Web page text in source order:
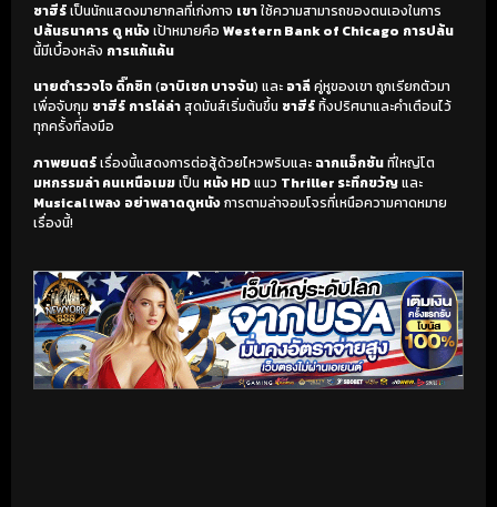
ซาฮีร์เป็นนักแสดงมายากลที่เก่งกาจ เขาใช้ความสามารถของตนเองในการ
ปล้นธนาคาร ดู หนังเป้าหมายคือ Western Bank of Chicago การปล้น
นี้มีเบื้องหลัง การแก้แค้น
นายตำรวจไจ ดิ๊กซิท(อาบิเชก บาจจัน) และ อาลีคู่หูของเขา ถูกเรียกตัวมา
เพื่อจับกุม ซาฮีร์ การไล่ล่าสุดมันส์เริ่มต้นขึ้น ซาฮีร์ทิ้งปริศนาและคำเตือนไว้
ทุกครั้งที่ลงมือ
ภาพยนตร์เรื่องนี้แสดงการต่อสู้ด้วยไหวพริบและ ฉากแอ็กชันที่ใหญ่โต
มหกรรมล่า คนเหนือเมฆเป็น หนัง HDแนว Thriller ระทึกขวัญและ
Musical เพลง อย่าพลาดดูหนังการตามล่าจอมโจรที่เหนือความคาดหมาย
เรื่องนี้!